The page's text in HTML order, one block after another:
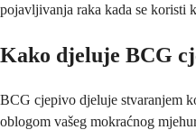
pojavljivanja raka kada se koristi
Kako djeluje BCG
BCG cjepivo djeluje stvaranjem
oblogom vašeg mokraćnog